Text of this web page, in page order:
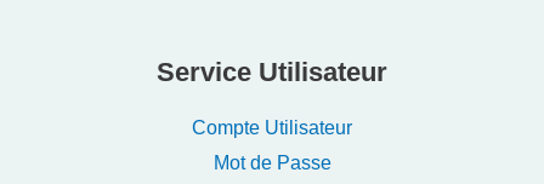
Service Utilisateur
Compte Utilisateur
Mot de Passe